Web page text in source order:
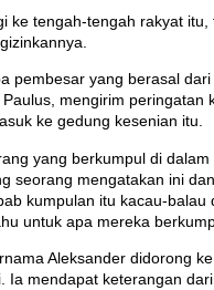
ke tengah-tengah rakyat itu,
pembesar yang berasal dari
mengirim peringatan
ke gedung kesenian itu.
yang berkumpul di dalam
seorang mengatakan ini
kumpulan itu kacau-balau
untuk apa mereka
Aleksander didorong
Ia mendapat keterangan